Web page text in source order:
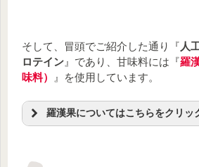
そして、冒頭でご紹介した通り『 人
ロテイン 』であり、甘味料には『羅
味料）
』を使用しています。
羅漢果についてはこちらをクリッ